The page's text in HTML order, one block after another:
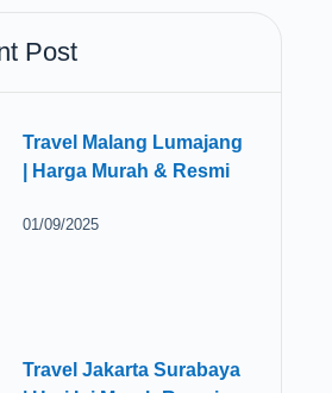
Post
Travel Malang Lumajang
| Harga Murah & Resmi
01/09/2025
Travel Jakarta Surabaya